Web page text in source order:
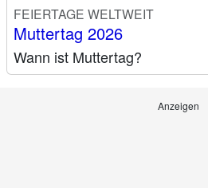
FEIERTAGE WELTWEIT
Muttertag 2026
Wann ist Muttertag?
Anzeigen